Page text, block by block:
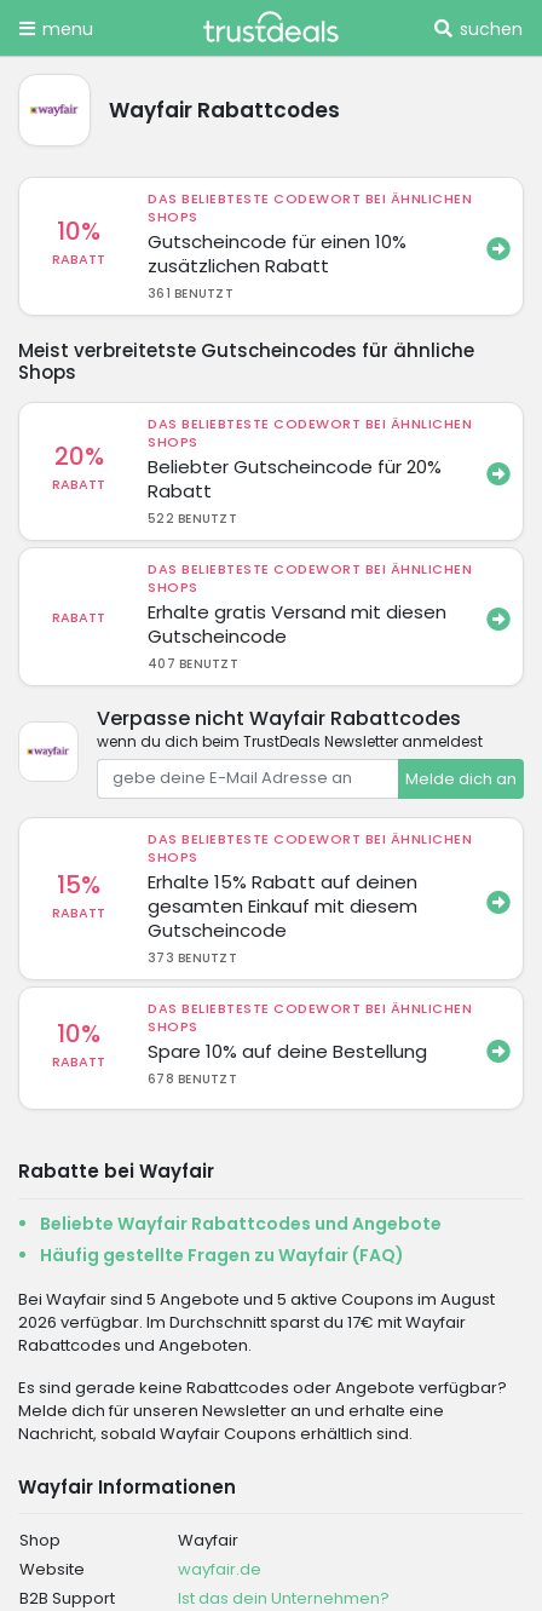
menu suchen
Wayfair Rabattcodes
10%
RABATT
DAS BELIEBTESTE CODEWORT BEI ÄHNLICHEN
SHOPS
Gutscheincode für einen 10%
zusätzlichen Rabatt
361 BENUTZT
Meist verbreitetste Gutscheincodes für ähnliche
Shops
20%
RABATT
DAS BELIEBTESTE CODEWORT BEI ÄHNLICHEN
SHOPS
Beliebter Gutscheincode für 20%
Rabatt
522 BENUTZT
RABATT
DAS BELIEBTESTE CODEWORT BEI ÄHNLICHEN
SHOPS
Erhalte gratis Versand mit diesen
Gutscheincode
407 BENUTZT
Verpasse nicht Wayfair Rabattcodes
wenn du dich beim TrustDeals Newsletter anmeldest
Melde dich an
15%
RABATT
DAS BELIEBTESTE CODEWORT BEI ÄHNLICHEN
SHOPS
Erhalte 15% Rabatt auf deinen
gesamten Einkauf mit diesem
Gutscheincode
373 BENUTZT
10%
RABATT
DAS BELIEBTESTE CODEWORT BEI ÄHNLICHEN
SHOPS
Spare 10% auf deine Bestellung
678 BENUTZT
Rabatte bei Wayfair
Beliebte Wayfair Rabattcodes und Angebote
Häufig gestellte Fragen zu Wayfair (FAQ)
Bei Wayfair sind 5 Angebote und 5 aktive Coupons im August
2026 verfügbar. Im Durchschnitt sparst du 17€ mit Wayfair
Rabattcodes und Angeboten.
Es sind gerade keine Rabattcodes oder Angebote verfügbar?
Melde dich für unseren Newsletter an und erhalte eine
Nachricht, sobald Wayfair Coupons erhältlich sind.
Wayfair Informationen
Shop
Wayfair
Website
wayfair.de
B2B Support
Ist das dein Unternehmen?